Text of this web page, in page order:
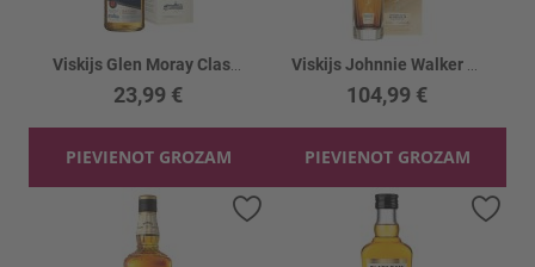
23,99 €
PIEVIENOT GROZAM
104,99 €
PIEVIENOT GROZAM
Pievienot vēlmju sarakstam